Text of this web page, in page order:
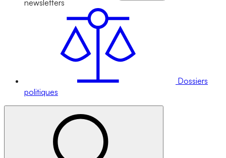
newsletters
Dossiers
politiques